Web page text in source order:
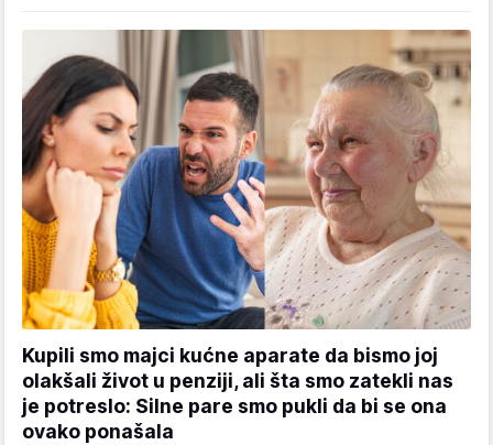
Kupili smo majci kućne aparate da bismo joj
olakšali život u penziji, ali šta smo zatekli nas
je potreslo: Silne pare smo pukli da bi se ona
ovako ponašala